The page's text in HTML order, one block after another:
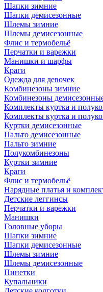
Шапки зимние
Шапки демисезонные
Шлемы зимние
Шлемы демисезонные
Флис и термобельё
Перчатки и варежки
Манишки и шарфы
Краги
Одежда для девочек
Комбинезоны зимние
Комбинезоны
Комплекты куртка и
Комплекты куртка и
Куртки демисезонные
Пальто демисезонные
Пальто зимние
Полукомбинезоны
Куртки зимние
Краги
Флис и термобельё
Нарядные платья и
Детские леггинсы
Перчатки и варежки
Манишки
Головные уборы
Шапки зимние
Шапки демисезонные
Шлемы зимние
Шлемы демисезонные
Пинетки
Купальники